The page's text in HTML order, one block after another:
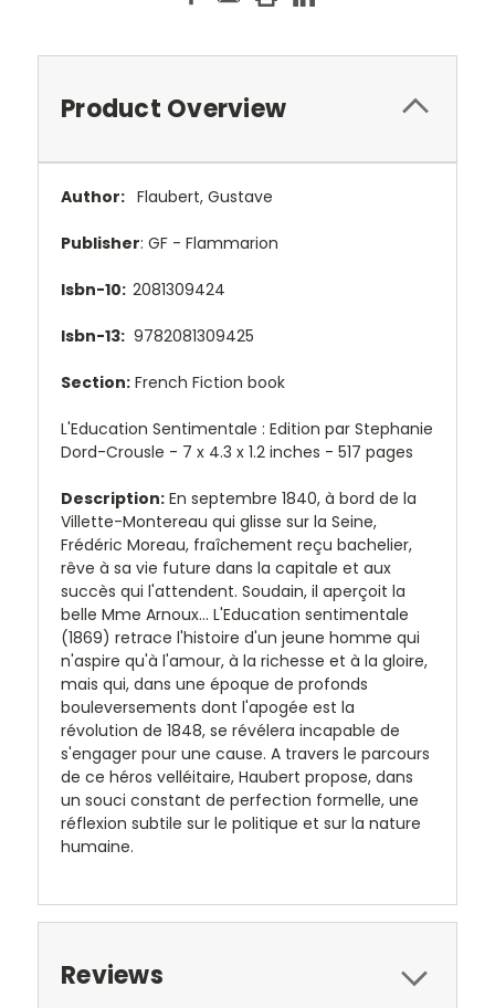
Product Overview
Author: Flaubert, Gustave
Publisher: GF - Flammarion
Isbn-10: 2081309424
Isbn-13: 9782081309425
Section: French Fiction book
L'Education Sentimentale : Edition par Stephanie
Dord-Crousle - 7 x 4.3 x 1.2 inches - 517 pages
Description: En septembre 1840, à bord de la
Villette-Montereau qui glisse sur la Seine,
Frédéric Moreau, fraîchement reçu bachelier,
rêve à sa vie future dans la capitale et aux
succès qui l'attendent. Soudain, il aperçoit la
belle Mme Arnoux... L'Education sentimentale
(1869) retrace l'histoire d'un jeune homme qui
n'aspire qu'à l'amour, à la richesse et à la gloire,
mais qui, dans une époque de profonds
bouleversements dont l'apogée est la
révolution de 1848, se révélera incapable de
s'engager pour une cause. A travers le parcours
de ce héros velléitaire, Haubert propose, dans
un souci constant de perfection formelle, une
réflexion subtile sur le politique et sur la nature
humaine.
Reviews